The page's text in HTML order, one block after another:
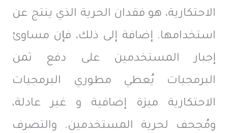
الاحتكارية، هو فقدان الحرية الذي ينتج عن
استخدامها. إضافة إلى ذلك، فإن مساوئ
إجبار المستخدمين على دفع ثمن
البرمجيات يُعطي مطوري البرمجيات
الاحتكارية ميزة إضافية و غير عادلة،
ومُجحف لحرية المستخدمين. والتصرف